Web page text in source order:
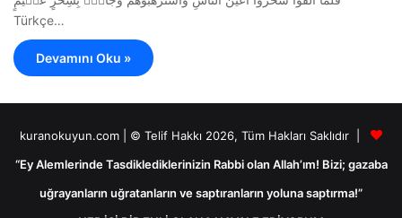
Türkçe…
Devamını Oku »
kuranokuyun.com | © Telif Hakkı 2026, Tüm Hakları Saklıdır |
“Ey Alemlerinde Tasdiklediklerinizin Rabbi olan Allah’ım! Bizi; gazaba
uğrayanların uğratanların ve saptıranların yoluna saptırma!”